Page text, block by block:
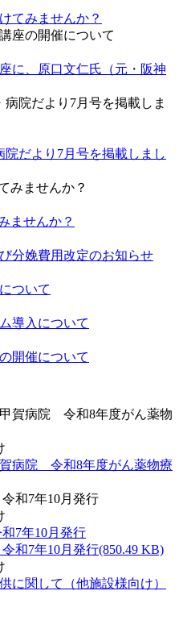
てみませんか？
に、原口文仁氏（元・阪神
だより7月号を掲載しまし
ませんか？
分娩費用改定のお知らせ
ついて
導入について
開催について
病院 令和8年度がん薬物療
7年10月発行
(850.49 KB)
に関して（他施設様向け）